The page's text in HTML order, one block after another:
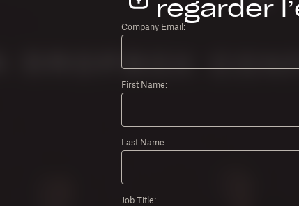
regarder
Company Email:
First Name:
Last Name:
Job Title: